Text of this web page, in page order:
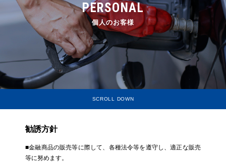
PERSONAL
個人のお客様
SCROLL DOWN
勧誘方針
■金融商品の販売等に際して、各種法令等を遵守し、適正な販売
等に努めます。